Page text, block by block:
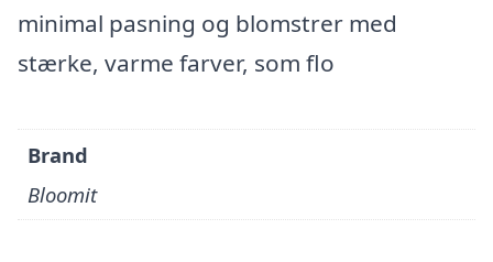
minimal pasning og blomstrer med
stærke, varme farver, som flo
Brand
Bloomit